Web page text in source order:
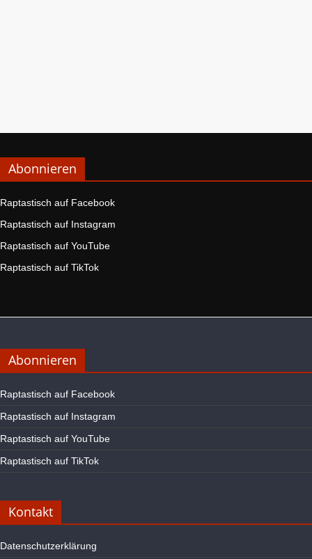
Abonnieren
Raptastisch auf Facebook
Raptastisch auf Instagram
Raptastisch auf YouTube
Raptastisch auf TikTok
Abonnieren
Raptastisch auf Facebook
Raptastisch auf Instagram
Raptastisch auf YouTube
Raptastisch auf TikTok
Kontakt
Datenschutzerklärung